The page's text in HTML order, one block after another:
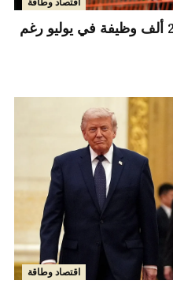
سوق العمل الأميركي يفقد 23 ألف وظيفة في يوليو رغم
اقتصاد وطاقة